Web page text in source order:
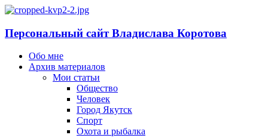
Персональный сайт Владислава Коротова
Обо мне
Архив материалов
Мои статьи
Общество
Человек
Город Якутск
Спорт
Охота и рыбалка